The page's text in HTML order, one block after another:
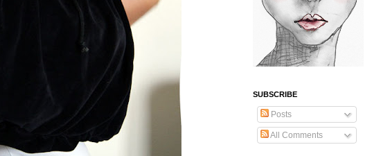
SUBSCRIBE
Posts
All Comments